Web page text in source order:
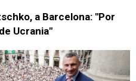
a Barcelona: "Por
Ucrania"